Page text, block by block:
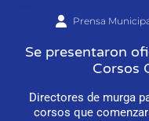
Prensa
Se presentaron
Corsos
Directores de murga
corsos que